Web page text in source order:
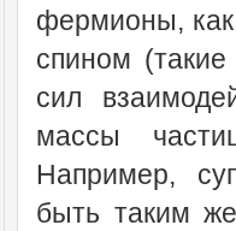
фермионы,
спином
сил
массы
Например,
быть таким